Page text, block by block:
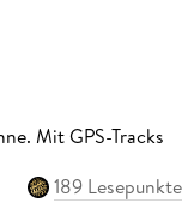
Mit GPS-Tracks
189 Lesepunkte